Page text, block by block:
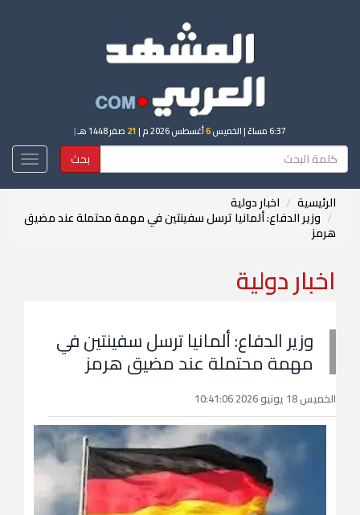
6:37 مساءً | الخميس6أغسطس 2026 م | 21 صفر 1448 هـ |
بحث
الرئيسية اخبار دولية
وزير الدفاع: ألمانيا ترسل سفينتين في مهمة محتملة عند مضيق
هرمز
اخبار دولية
وزير الدفاع: ألمانيا ترسل سفينتين في
مهمة محتملة عند مضيق هرمز
الخميس 18 يونيو 2026 10:41:06